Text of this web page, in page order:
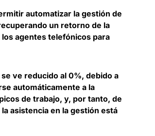
automatizar la gestión de
un retorno de la
agentes telefónicos para
ve reducido al 0%, debido a
automáticamente a la
de trabajo, y, por tanto, de
asistencia en la gestión está